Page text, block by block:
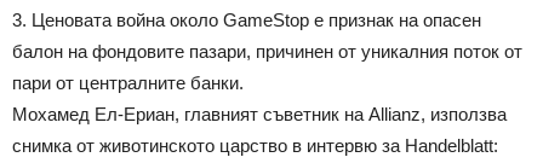
3. Ценовата война около GameStop е признак на опасен
балон на фондовите пазари, причинен от уникалния поток от
пари от централните банки.
Мохамед Ел-Ериан, главният съветник на Allianz, използва
снимка от животинското царство в интервю за Handelblatt: